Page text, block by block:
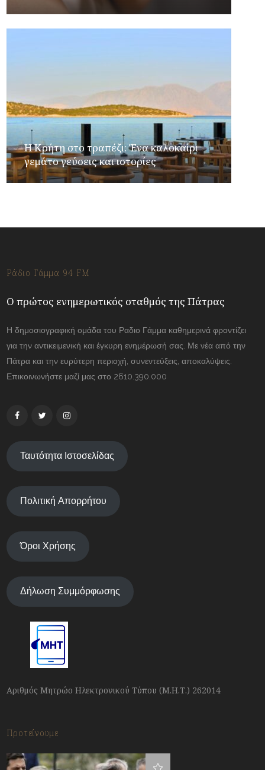
Η Κρήτη στο τραπέζι: Ένα καλοκαίρι
γεμάτο γεύσεις και ιστορίες
Ράδιο Γάμμα 94 FM
Ο πρώτος ενημερωτικός σταθμός της Πάτρας
Η δημοσιογραφική ομάδα του Ραδιο Γάμμα καθημερινά φροντίζει
για την αντικειμενική και έγκυρη ενημέρωσή σας. Με νέα από την
Πάτρα και την ευρύτερη περιοχή, συνεντεύξεις, αποκαλύψεις.
Επικοινωνήστε μαζί μας στο 2610.390.000
Ταυτότητα Ιστοσελίδας
Πολιτική Απορρήτου
Όροι Χρήσης
Δήλωση Συμμόρφωσης
Αριθμός Μητρώο Ηλεκτρονικού Τύπου (Μ.Η.Τ.) 262014
Προτείνουμε